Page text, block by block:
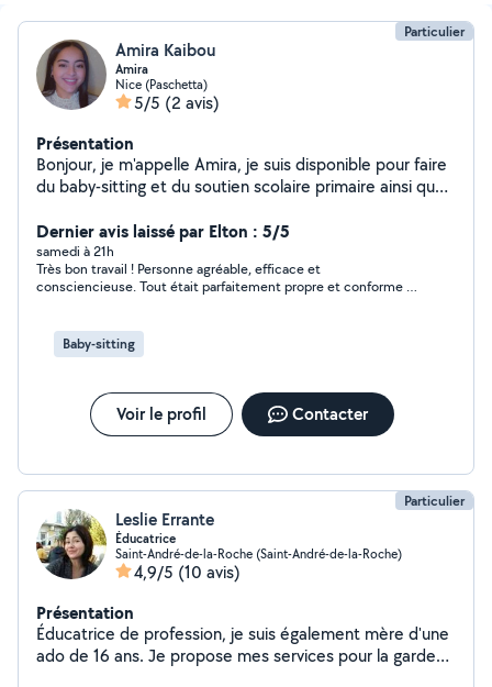
Particulier
Amira Kaibou
Amira
Nice (Paschetta)
5/5 (2 avis)
Présentation
Bonjour, je m'appelle Amira, je suis disponible pour faire
du baby-sitting et du soutien scolaire primaire ainsi que
concours pour devenir professeur des écoles. Je suis
aussi disponible pour le ménage, la garde d'animaux, et
de l'aide au quotidien,
Dernier avis laissé par Elton : 5/5
samedi à 21h
Très bon travail ! Personne agréable, efficace et
consciencieuse. Tout était parfaitement propre et conforme à
Baby-sitting
Voir le profil Contacter
Particulier
Leslie Errante
Éducatrice
Saint-André-de-la-Roche (Saint-André-de-la-Roche)
4,9/5 (10 avis)
Présentation
Éducatrice de profession, je suis également mère d'une
ado de 16 ans. Je propose mes services pour la garde